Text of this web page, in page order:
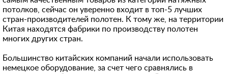
потолков, сейчас он уверенно входит в топ-5 лучших
стран-производителей полотен. К тому же, на территории
Китая находятся фабрики по производству полотен
многих других стран.
Большинство китайских компаний начали использовать
немецкое оборудование, за счет чего сравнялись в